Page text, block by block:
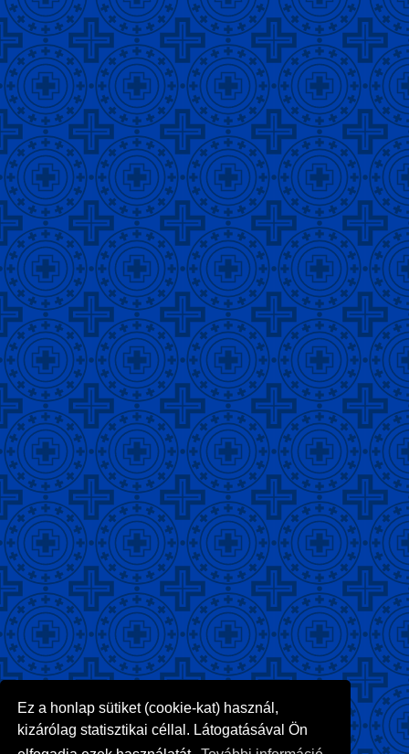
Ez a honlap sütiket (cookie-kat) használ,
kizárólag statisztikai céllal. Látogatásával Ön